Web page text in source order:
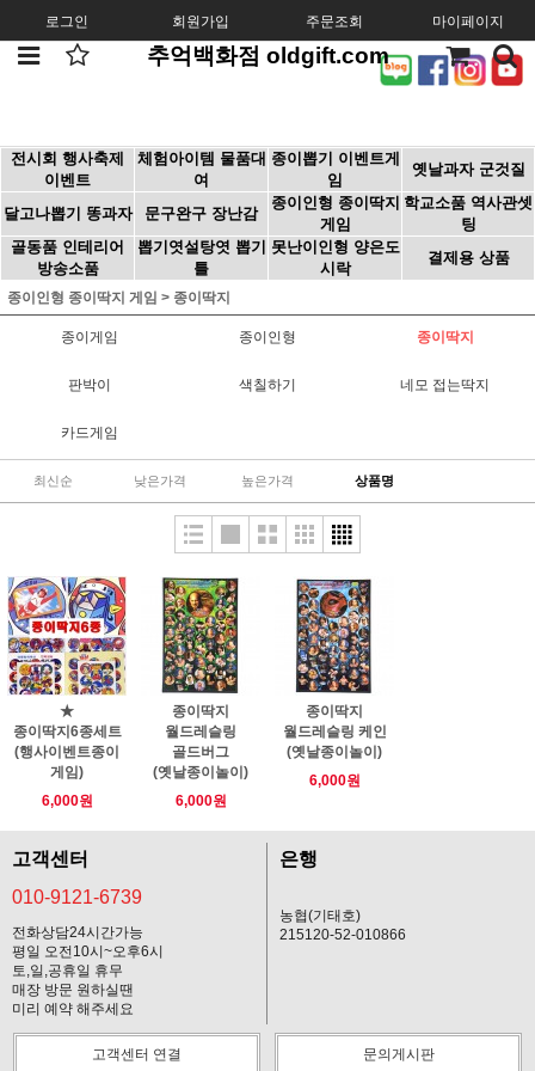
로그인 회원가입 주문조회 마이페이지
추억백화점 oldgift.com
전시회 행사축제
이벤트
체험아이템 물품대
여
종이뽑기 이벤트게
임
옛날과자 군것질
달고나뽑기 똥과자 문구완구 장난감
종이인형 종이딱지
게임
학교소품 역사관셋
팅
골동품 인테리어
방송소품
뽑기엿설탕엿 뽑기
틀
못난이인형 양은도
시락
결제용 상품
종이인형 종이딱지 게임 > 종이딱지
종이게임 종이인형 종이딱지
판박이 색칠하기 네모 접는딱지
카드게임
최신순 낮은가격 높은가격 상품명
★
종이딱지6종세트
(행사이벤트종이
게임)
6,000원
종이딱지
월드레슬링
골드버그
(옛날종이놀이)
6,000원
종이딱지
월드레슬링 케인
(옛날종이놀이)
6,000원
고객센터
010-9121-6739
전화상담24시간가능
평일 오전10시~오후6시
토,일,공휴일 휴무
매장 방문 원하실땐
미리 예약 해주세요
은행
농협(기태호)
215120-52-010866
고객센터 연결 문의게시판